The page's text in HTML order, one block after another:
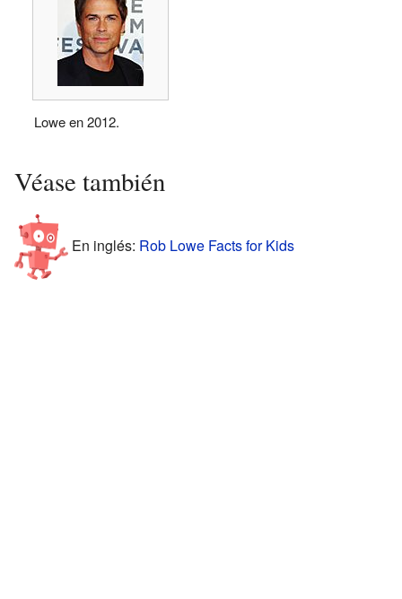
Lowe en 2012.
Véase también
En inglés: Rob Lowe Facts for Kids